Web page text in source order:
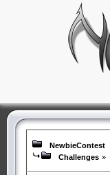
NewbieContest
Challenges »